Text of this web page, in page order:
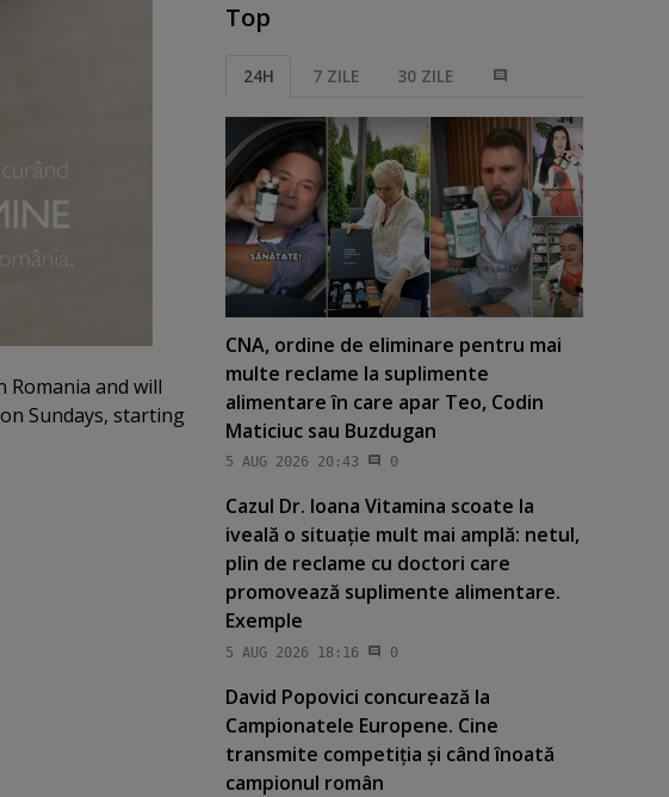
Romania and will
Sundays, starting
Top
24H 7 ZILE 30 ZILE
CNA, ordine de eliminare pentru mai
multe reclame la suplimente
alimentare în care apar Teo, Codin
Maticiuc sau Buzdugan
5 AUG 2026 20:43 0
Cazul Dr. Ioana Vitamina scoate la
iveală o situaţie mult mai amplă: netul,
plin de reclame cu doctori care
promovează suplimente alimentare.
Exemple
5 AUG 2026 18:16 0
David Popovici concurează la
Campionatele Europene. Cine
transmite competiţia şi când înoată
campionul român